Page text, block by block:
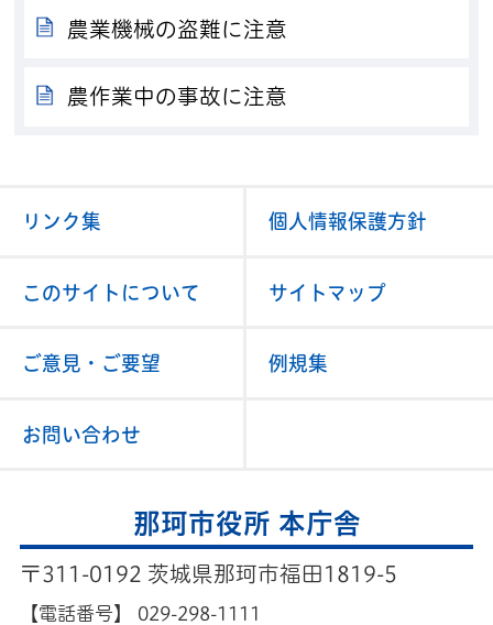
農業機械の盗難に注意
農作業中の事故に注意
リンク集 個人情報保護方針
このサイトについて サイトマップ
ご意見・ご要望 例規集
お問い合わせ
那珂市役所 本庁舎
〒311-0192 茨城県那珂市福田1819-5
【電話番号】
029-298-1111